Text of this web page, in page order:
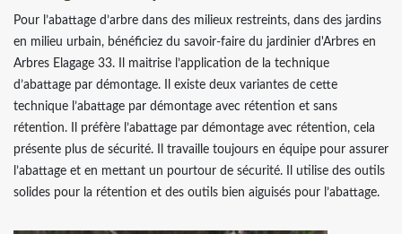
Pour l’abattage d’arbre dans des milieux restreints, dans des jardins
en milieu urbain, bénéficiez du savoir-faire du jardinier d'Arbres en
Arbres Elagage 33. Il maitrise l’application de la technique
d’abattage par démontage. Il existe deux variantes de cette
technique l’abattage par démontage avec rétention et sans
rétention. Il préfère l’abattage par démontage avec rétention, cela
présente plus de sécurité. Il travaille toujours en équipe pour assurer
l’abattage et en mettant un pourtour de sécurité. Il utilise des outils
solides pour la rétention et des outils bien aiguisés pour l’abattage.